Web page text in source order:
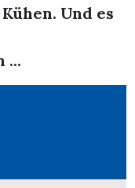
Und es
...